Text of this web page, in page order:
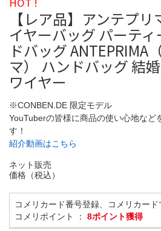
【レア品】アンテプ
イヤーバッグ パーテ
ドバッグ ANTEPRIMA
マ） ハンドバッグ 結
ワイヤー
※CONBEN.DE 限定モデル
YouTuberの皆様に商品の使い心地など
す！
紹介動画はこちら
ネット販売
価格（税込）
コメリカード番号登録、コメリカー
コメリポイント ： 8ポイント獲得